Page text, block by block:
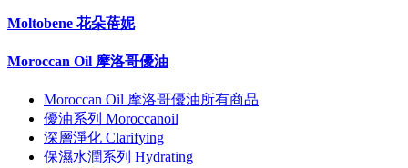
Moltobene 花朵蓓妮
Moroccan Oil 摩洛哥優油
Moroccan Oil 摩洛哥優油所有商品
優油系列 Moroccanoil
深層淨化 Clarifying
保濕水潤系列 Hydrating